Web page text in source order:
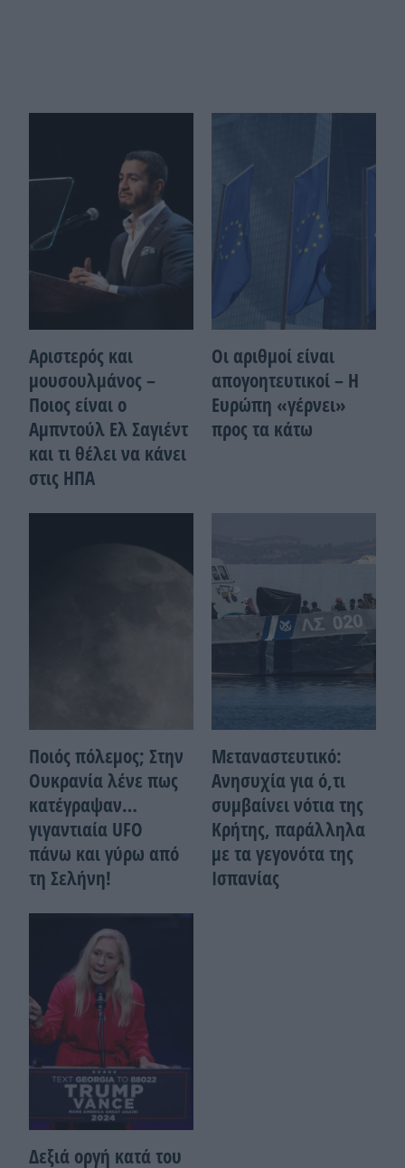
Αριστερός και
μουσουλμάνος –
Ποιoς είναι ο
Αμπντούλ Ελ Σαγιέντ
και τι θέλει να κάνει
στις ΗΠΑ
Οι αριθμοί είναι
απογοητευτικοί – Η
Ευρώπη «γέρνει»
προς τα κάτω
Ποιός πόλεμος; Στην
Ουκρανία λένε πως
κατέγραψαν…
γιγαντιαία UFO
πάνω και γύρω από
τη Σελήνη!
Μεταναστευτικό:
Ανησυχία για ό,τι
συμβαίνει νότια της
Κρήτης, παράλληλα
με τα γεγονότα της
Ισπανίας
Δεξιά οργή κατά του